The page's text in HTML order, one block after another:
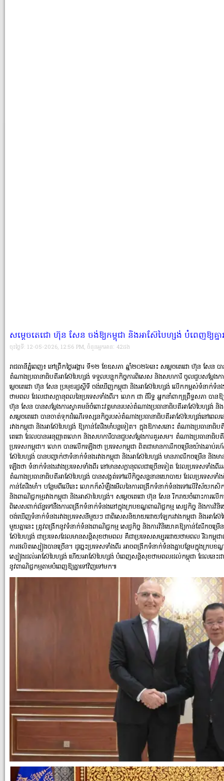
សម្តេចតេជោ ហ៊ុន សែន ចង់ឱ្យកម្ពុជា និងអាស៊ែបៃហ្សង់ បំពេញឱ្យគ្ន
ចុះថ្ងៃទី: 12-05-2026, 12:56 PM, ចំនួនអ្នកអានៈ 42ដង
រាជធានីភ្នំពេញ៖ នៅព្រឹកថ្ងៃអង្គារ ទី១២ ខែឧសភា ឆ្នាំ២០២៦នេះ សម្តេចតេជោ ហ៊ុន ស
តំណាងប្រធានាធិបតីអាស៊ែបៃហ្សង់ ទទួល​បន្ទុក​កិច្ចការពិសេស និងសហការី ចូលជួបសម្តែងកា
ម្តេចតេជោ ហ៊ុន សែន ប្រមុខរដ្ឋស្តីទី ចង់ឃើញកម្ពុជា និងអាស៊ែបៃហ្សង់ លើកកម្ពស់ទំនាក់ទំនង
ថាមពល ដែលជាសក្តានុពលនៃប្រទេសទាំងពីរ។ លោក ជា ធីរិទ្ធ អ្នកនាំពាក្យព្រឹទ្ធសភា បានឱ្
ហ៊ុន សែន បានសម្ដែងការស្វាគមន៍​ចំពោះវត្ត​មានរបស់​តំណាង​ប្រធានា​ធិបតីអាស៊ែបៃហ្សង់
សម្ដេចតេជោ បានចាត់​ទុក​ដំណើរទស្សនកិច្ចរបស់​តំណាងប្រធានាធិបតីអាស៊ែបៃហ្សង់​នៅពេល​
រវាងកម្ពុជា និងអាស៊ែបៃហ្សង់ ឱ្យកាន់តែ​រឹងមាំ​បន្ត​ទៀត​។ ក្នុងឱកាសនោះ តំណាងប្រធានា
តេជោ ដែលបានអនុញ្ញាតលោក និងសហការីបានជួបសម្ដែង​ការគួរសម។ តំណាងប្រធានាធិបតី
ប្រទេស​កម្ពុជា។ លោក បានលើកឡើងថា ប្រទេសកម្ពុជា ពិតជាមានការរីកចម្រើនយ៉ាង​ឆាប់​
ស៊ែបៃហ្សង់ បានបញ្ជាក់ថាទំនាក់ទំនង​រវាង​កម្ពុជា និងអាស៊ែបៃហ្សង់ មានភាពរីកចម្រើន និង
ឡើងថា ទំនាក់ទំនងរវាងប្រទេសទាំងពីរ នៅមានសក្តានុពលជា​ច្រើន​ទៀត ដែលប្រទេសទាំងពីរ
តំណាងប្រធានាធិបតីអាស៊ែបៃហ្សង់ បានសង្កត់ទៅ​លើ​កិច្ចសន្ទនានយោបាយ ដែល​ប្រទេស​ទាំងពី
កាន់តែរឹងមាំ។ បន្ថែម​ពីលើនេះ លោកក៏សំឡឹងមើលនៃការពង្រីកទំនាក់ទំនង​ទៅលើវិស័យ​កសិក
និងពាណិជ្ជ​កម្ម​រវាងកម្ពុជា និងអាស៊ាបៃ​ហ្សង់។ សម្ដេចតេជោ ហ៊ុន សែន រីករាយចំពោះការ
ពិសេសពាក់ព័ន្ធទៅនឹងការពង្រីកទំនាក់ទំនង​នៅក្នុងក្របខណ្ឌ​ពាណិជ្ជកម្ម សេដ្ឋកិច្ច និងការវិ
ចង់ឃើញ​ទំនាក់ទំនងរវាងប្រទេសនីមួយៗ ជាពិសេសនិយាយដោយឡែករវាងកម្ពុជា និងអាស៊
មួយគ្នានេះ ត្រូវពង្រីកនូវ​ទំនាក់​ទំនង​ពាណិជ្ជកម្ម សេដ្ឋកិច្ច និងការវិនិយោគឱ្យកាន់តែរីកចម្រើ
ស៊ែបៃហ្សង់ ជាប្រទេសដែលមានសន្តិ​សុខ​ថាមពល គឺជាប្រទេសសម្បូរដោយថាមពល រីឯកម្ពុជ
ការផលិតស្បៀងបានច្រើន។ ដូច្នេះប្រទេសទាំងពីរ អាច​ពង្រីក​ទំនាក់​ទំនងគ្នាបន្ថែមក្នុងក្រប
ស្បៀងដល់អាស៊ែបៃហ្សង់ ហើយអាស៊ែបៃហ្សង់ បំពេញសន្តិសុខថាមពល​ដល់​កម្ពុជា ដែលនេះជ
នូវពាណិជ្ជកម្ម​តាម​បំពេញ​​ឱ្យគ្នាទៅវិញទៅមក៕